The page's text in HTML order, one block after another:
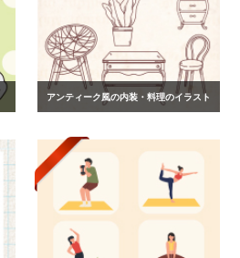
アンティーク風の内装・料理のイラスト